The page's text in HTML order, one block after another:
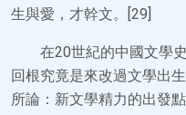
生與愛，才幹文。[29]
在20世紀的中國文學
回根究竟是來改過文學出
所論：新文學精力的出發點